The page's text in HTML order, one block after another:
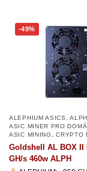
-49%
ALEPHIUM ASICS ,
ASIC MINER PRO
ASIC MINING
,CRYPTO
Goldshell AL BOX II
GH/s 460w ALPH